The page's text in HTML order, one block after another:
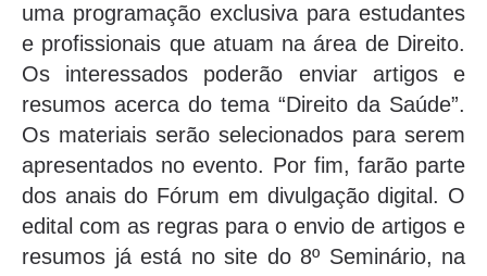
uma programação exclusiva para estudantes
e profissionais que atuam na área de Direito.
Os interessados poderão enviar artigos e
resumos acerca do tema “Direito da Saúde”.
Os materiais serão selecionados para serem
apresentados no evento. Por fim, farão parte
dos anais do Fórum em divulgação digital. O
edital com as regras para o envio de artigos e
resumos já está no site do 8º Seminário, na